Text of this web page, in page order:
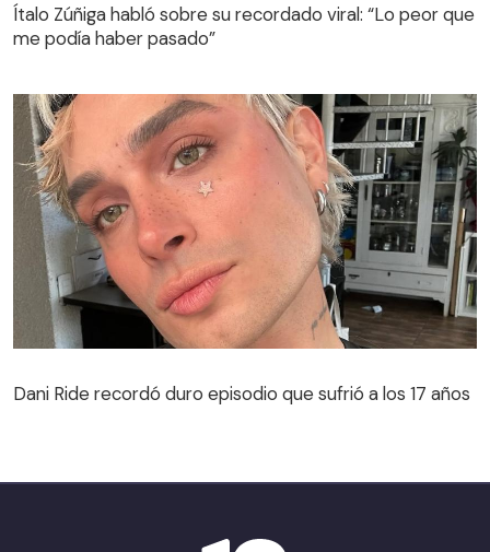
Ítalo Zúñiga habló sobre su recordado viral: “Lo peor que
me podía haber pasado”
Dani Ride recordó duro episodio que sufrió a los 17 años